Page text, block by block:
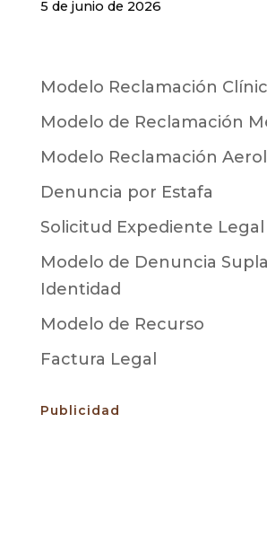
5 de junio de 2026
Modelo Reclamación
Modelo de Reclamación
Modelo Reclamación
Denuncia por Estafa
Solicitud Expediente Legal
Modelo de Denuncia
Identidad
Modelo de Recurso
Factura Legal
Publicidad